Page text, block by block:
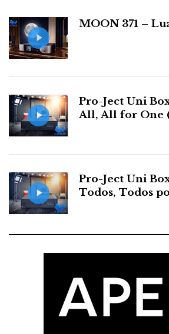
s
MOON 371 –
Pro-Ject Uni
All, All for One
Pro-Ject Uni
Todos, Todos